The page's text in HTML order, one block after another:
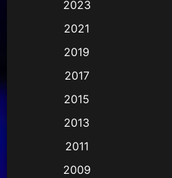
2023
2021
2019
2017
2015
2013
2011
2009